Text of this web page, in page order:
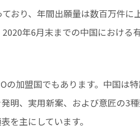
おり、年間出願量は数百万件に
年6月末までの中国における
加盟国でもあります。中国は特
明、実用新案、および意匠の3
を主にしています。